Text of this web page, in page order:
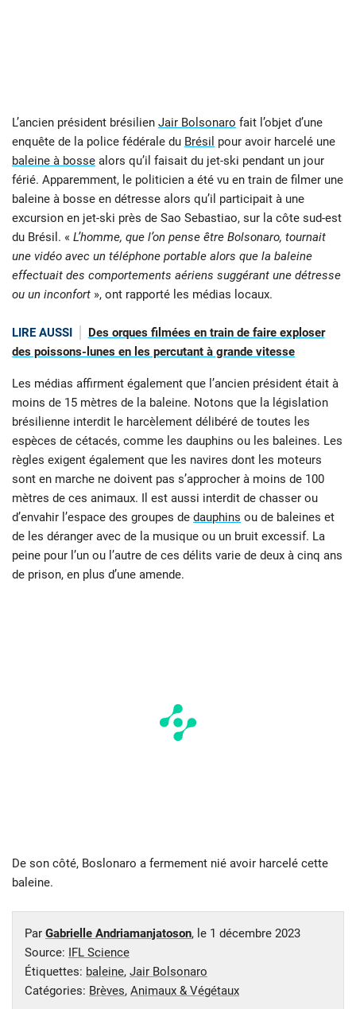
L’ancien président brésilien Jair Bolsonaro fait l’objet d’une
enquête de la police fédérale du Brésil pour avoir harcelé une
baleine à bosse alors qu’il faisait du jet-ski pendant un jour
férié. Apparemment, le politicien a été vu en train de filmer une
baleine à bosse en détresse alors qu’il participait à une
excursion en jet-ski près de Sao Sebastiao, sur la côte sud-est
du Brésil. « L’homme, que l’on pense être Bolsonaro, tournait
une vidéo avec un téléphone portable alors que la baleine
effectuait des comportements aériens suggérant une détresse
ou un inconfort », ont rapporté les médias locaux.
LIRE AUSSI
Des orques filmées en train de faire exploser
des poissons-lunes en les percutant à grande vitesse
Les médias affirment également que l’ancien président était à
moins de 15 mètres de la baleine. Notons que la législation
brésilienne interdit le harcèlement délibéré de toutes les
espèces de cétacés, comme les dauphins ou les baleines. Les
règles exigent également que les navires dont les moteurs
sont en marche ne doivent pas s’approcher à moins de 100
mètres de ces animaux. Il est aussi interdit de chasser ou
d’envahir l’espace des groupes de dauphins ou de baleines et
de les déranger avec de la musique ou un bruit excessif. La
peine pour l’un ou l’autre de ces délits varie de deux à cinq ans
de prison, en plus d’une amende.
De son côté, Boslonaro a fermement nié avoir harcelé cette
baleine.
Par Gabrielle Andriamanjatoson, le 1 décembre 2023
Source:
IFL Science
Étiquettes: baleine, Jair Bolsonaro
Catégories: Brèves, Animaux & Végétaux